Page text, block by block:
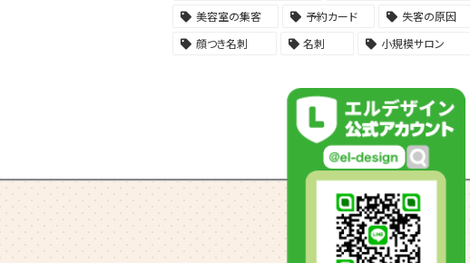
美容室の集客
予約カード
失客の原因
顔つき名刺
名刺 小規模サロン